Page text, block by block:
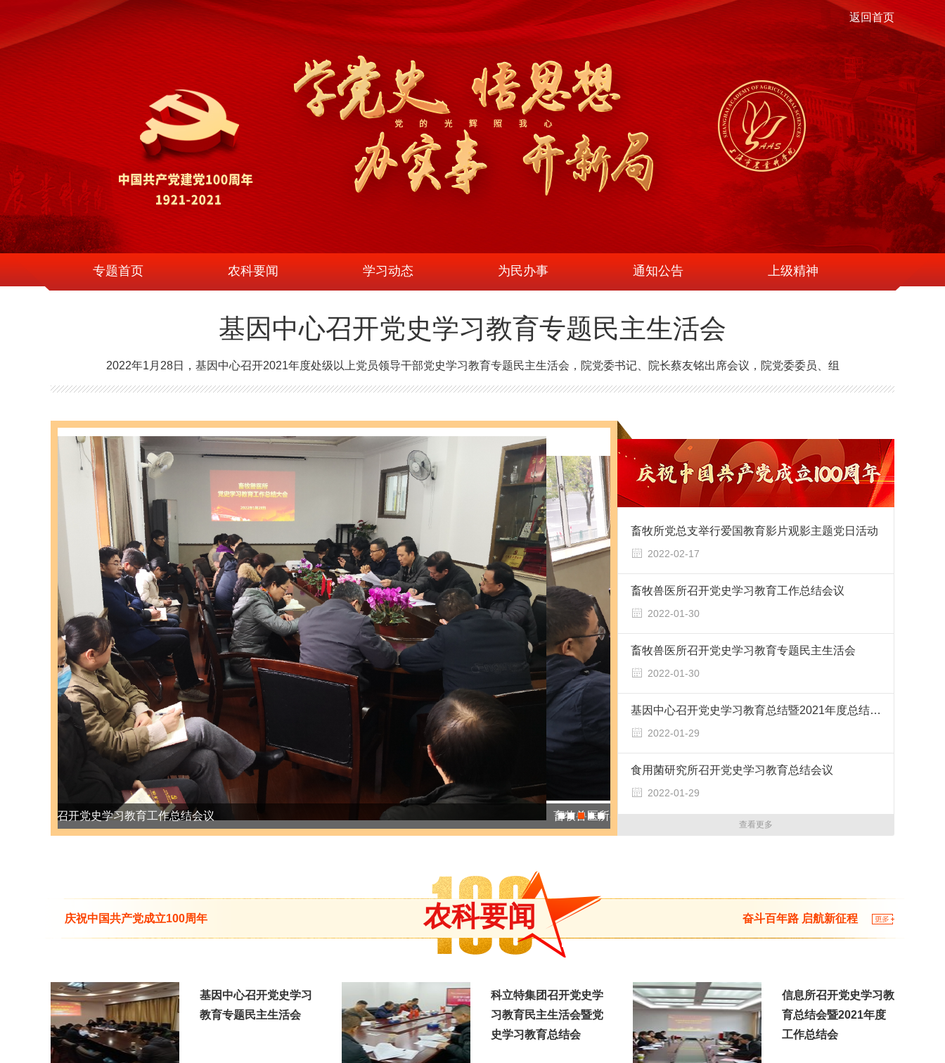
返回首页
专题首页 农科要闻 学习动态 为民办事 通知公告 上级精神
基因中心召开党史学习教育专题民主生活会
2022年1月28日，基因中心召开2021年度处级以上党员领导干部党史学习教育专题民主生活会，院党委书记、院长蔡友铭出席会议，院党委委员、组
织...
畜牧兽医所召开党史学习教育专题民主生活会 基因中心召开党史学习教育总结暨2021年度总结表彰会议
畜牧所党总支举行爱国教育影片观影主题党日活动
2022-02-17
畜牧兽医所召开党史学习教育工作总结会议
2022-01-30
畜牧兽医所召开党史学习教育专题民主生活会
2022-01-30
基因中心召开党史学习教育总结暨2021年度总结…
2022-01-29
食用菌研究所召开党史学习教育总结会议
2022-01-29
查看更多
庆祝中国共产党成立100周年 奋斗百年路 启航新征程
农科要闻
基因中心召开党史学习
教育专题民主生活会
科立特集团召开党史学
习教育民主生活会暨党
史学习教育总结会
信息所召开党史学习教
育总结会暨2021年度
工作总结会